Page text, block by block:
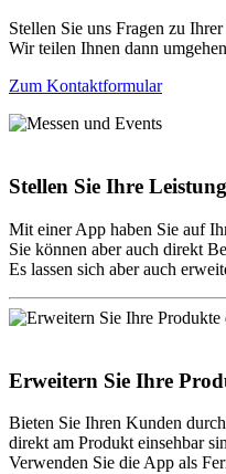
Stellen Sie uns Fragen zu
Wir teilen Ihnen dann
Zum Kontaktformular
Stellen Sie Ihre
Mit einer App haben Sie auf
Sie können aber auch direkt
Es lassen sich aber auch
Erweitern Sie Ihre
Bieten Sie Ihren Kunden
direkt am Produkt einsehbar
Verwenden Sie die App als